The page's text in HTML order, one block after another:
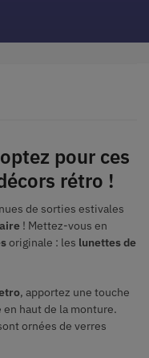
pour ces
rétro !
de sorties estivales
! Mettez-vous en
originale : les lunettes de
, apportez une touche
haut de la monture.
ornées de verres